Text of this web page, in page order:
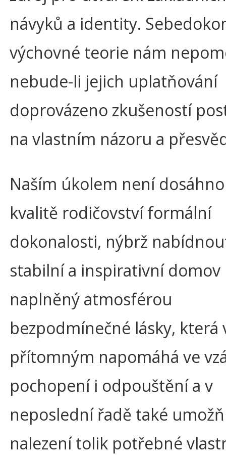
návyků a identity.
výchovné teorie nám
nebude-li jejich uplatňování
doprovázeno zkušeností
na vlastním názoru a
Naším úkolem není
kvalitě rodičovství formální
dokonalosti, nýbrž
stabilní a inspirativní domov
naplněný atmosférou
bezpodmínečné lásky, která
přítomným napomáhá ve
pochopení i odpouštění a v
neposlední řadě také
nalezení tolik potřebné